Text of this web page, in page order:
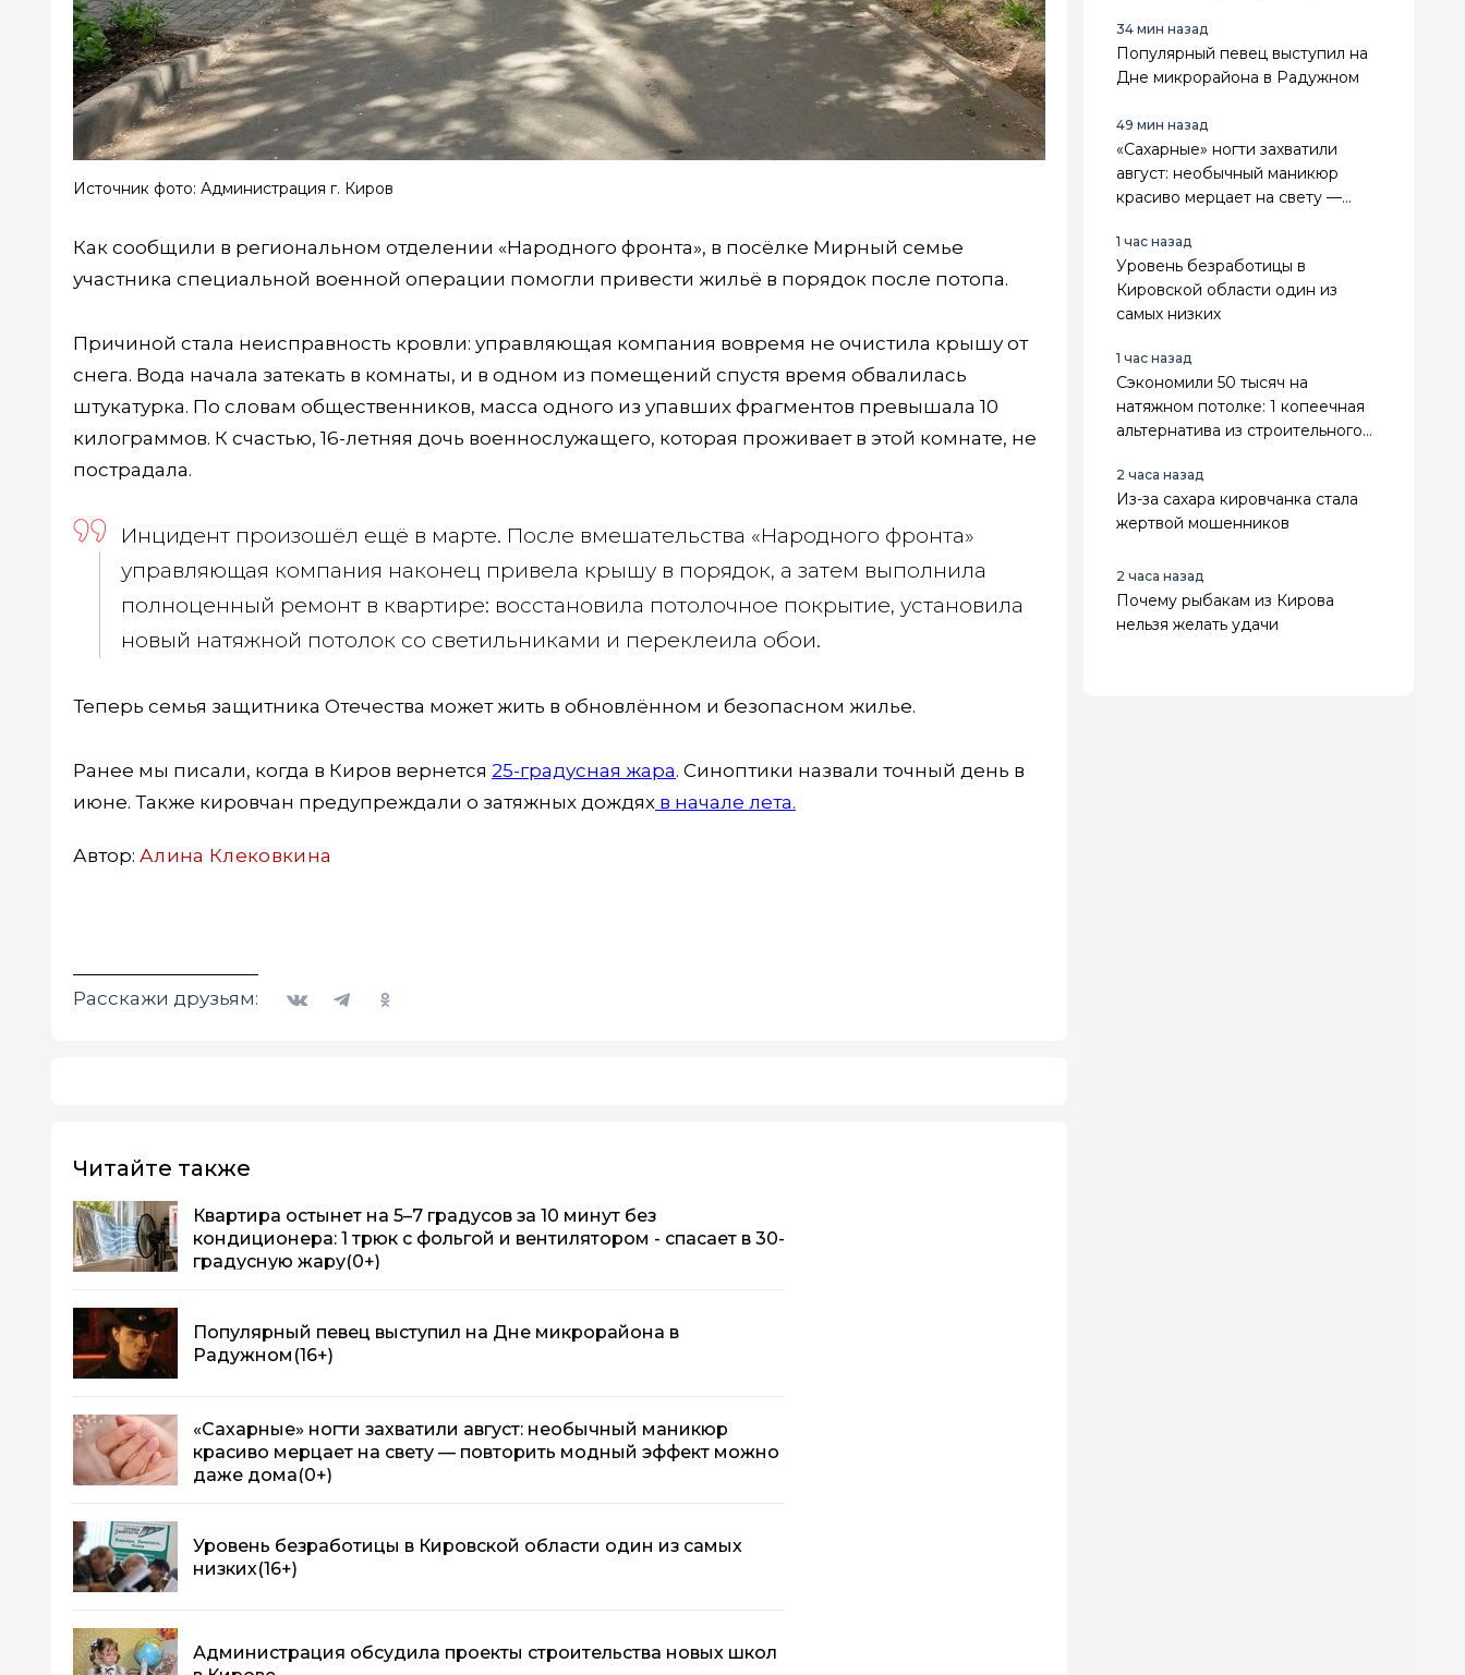
Источник фото: Администрация г. Киров
Как сообщили в региональном отделении «Народного фронта», в посёлке Мирный семье
участника специальной военной операции помогли привести жильё в порядок после потопа.
Причиной стала неисправность кровли: управляющая компания вовремя не очистила крышу от
снега. Вода начала затекать в комнаты, и в одном из помещений спустя время обвалилась
штукатурка. По словам общественников, масса одного из упавших фрагментов превышала 10
килограммов. К счастью, 16-летняя дочь военнослужащего, которая проживает в этой комнате, не
пострадала.
Инцидент произошёл ещё в марте. После вмешательства «Народного фронта»
управляющая компания наконец привела крышу в порядок, а затем выполнила
полноценный ремонт в квартире: восстановила потолочное покрытие, установила
новый натяжной потолок со светильниками и переклеила обои.
Теперь семья защитника Отечества может жить в обновлённом и безопасном жилье.
Ранее мы писали, когда в Киров вернется 25-градусная жара. Синоптики назвали точный день в
июне. Также кировчан предупреждали о затяжных дождях в начале лета.
Автор: Алина Клековкина
Расскажи друзьям:
Читайте также
Квартира остынет на 5–7 градусов за 10 минут без
кондиционера: 1 трюк с фольгой и вентилятором - спасает в 30-
градусную жару(0+)
Популярный певец выступил на Дне микрорайона в
Радужном (16+)
«Сахарные» ногти захватили август: необычный маникюр
красиво мерцает на свету — повторить модный эффект можно
даже дома(0+)
Уровень безработицы в Кировской области один из самых
низких(16+)
Администрация обсудила проекты строительства новых школ
градусную жару
34 мин назад
Популярный певец выступил на
Дне микрорайона в Радужном
49 мин назад
«Сахарные» ногти захватили
август: необычный маникюр
красиво мерцает на свету —
можно даже дома
1 час назад
Уровень безработицы в
Кировской области один из
самых низких
1 час назад
Сэкономили 50 тысяч на
натяжном потолке: 1 копеечная
альтернатива из строительного
дороже
2 часа назад
Из-за сахара кировчанка стала
жертвой мошенников
2 часа назад
Почему рыбакам из Кирова
нельзя желать удачи